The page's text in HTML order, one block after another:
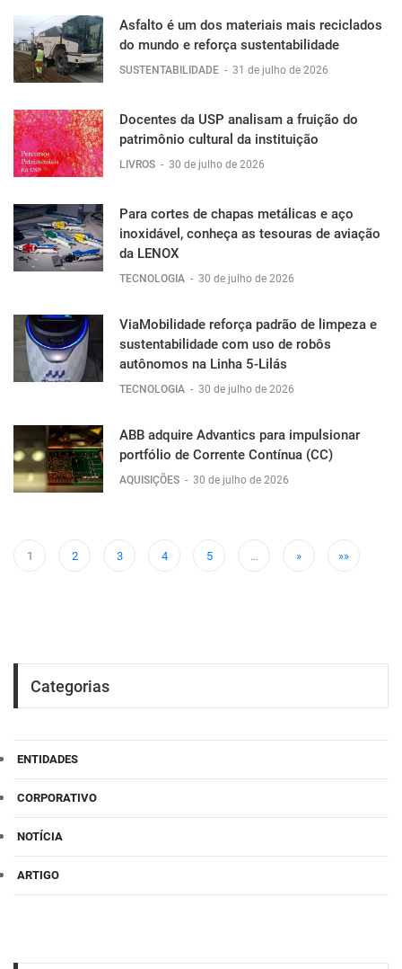
Asfalto é um dos materiais mais reciclados
do mundo e reforça sustentabilidade
SUSTENTABILIDADE - 31 de julho de 2026
Docentes da USP analisam a fruição do
patrimônio cultural da instituição
LIVROS - 30 de julho de 2026
Para cortes de chapas metálicas e aço
inoxidável, conheça as tesouras de aviação
da LENOX
TECNOLOGIA - 30 de julho de 2026
ViaMobilidade reforça padrão de limpeza e
sustentabilidade com uso de robôs
autônomos na Linha 5-Lilás
TECNOLOGIA - 30 de julho de 2026
ABB adquire Advantics para impulsionar
portfólio de Corrente Contínua (CC)
AQUISIÇÕES - 30 de julho de 2026
1 2 3 4 5 … » »»
Categorias
ENTIDADES
CORPORATIVO
NOTÍCIA
ARTIGO